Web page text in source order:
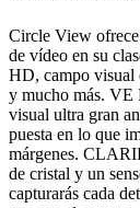
Circle View
de vídeo en su
HD, campo visual
y mucho más.
visual ultra gran
puesta en lo que
márgenes.
de cristal y un
capturarás cada